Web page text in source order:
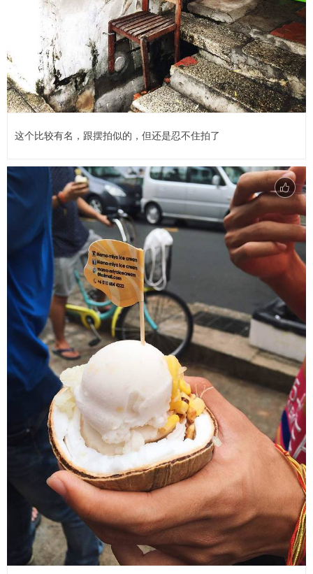
这个比较有名，跟摆拍似的，但还是忍不住拍了